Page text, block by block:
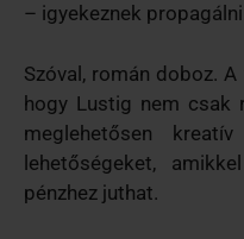
– igyekeznek
Szóval, román doboz.
hogy Lustig nem csak
meglehetősen
lehetőségeket,
pénzhez juthat.